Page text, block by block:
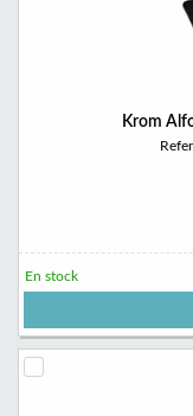
Krom
En stock